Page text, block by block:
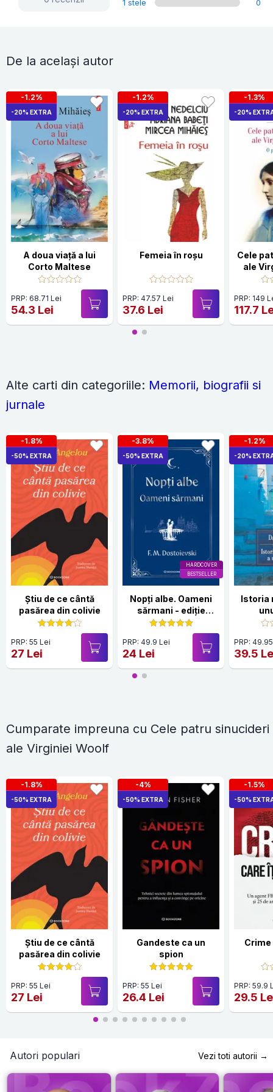
1 stele 0
De la același autor
-1.2%
-20% EXTRA
A doua viaţă a lui
Corto Maltese
PRP: 68.71 Lei
54.3 Lei
-1.2%
-20% EXTRA
Femeia în roșu
PRP: 47.57 Lei
37.6 Lei
-1.3%
-20%
Cele
ale
PRP: 149
117.7
Alte carti din categoriile: Memorii, biografii si
jurnale
-1.8%
-50% EXTRA
Știu de ce cântă
pasărea din colivie
PRP: 55 Lei
27 Lei
HARDCOVER
BESTSELLER
-3.8%
-50% EXTRA
Nopți albe. Oameni
sărmani - ediție
Hardcover 2025
PRP: 49.9 Lei
24 Lei
-1.2%
-20%
Istoria
PRP:
39.5
Cumparate impreuna cu Cele patru sinucideri
ale Virginiei Woolf
-1.8%
-50% EXTRA
Știu de ce cântă
pasărea din colivie
PRP: 55 Lei
27 Lei
-4%
-50% EXTRA
Gandeste ca un
spion
PRP: 55 Lei
26.4 Lei
-1.5%
-50%
Crime
PRP: 59.9
29.5
Autori populari Vezi toti autorii →